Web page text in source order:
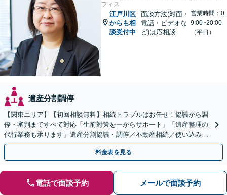
フィス
江戸川区
からも相
談受付中
面談方法(対面・
電話・ビデオな
ど)は応相談
営業時間：0
9:00~20:00
（平日）
遺産分割調停
【関東エリア】【初回相談無料】相続トラブルはお任せ！協議から調
停・審判まですべて対応「生前対策を一からサポート」「遺産整理の
代行業務も承ります」遺産分割協議・調停／不動産相続／使い込み／
遺留分侵害額請求／相続放棄【完全個室】
料金表を見る
電話で面談予約 メールで面談予約